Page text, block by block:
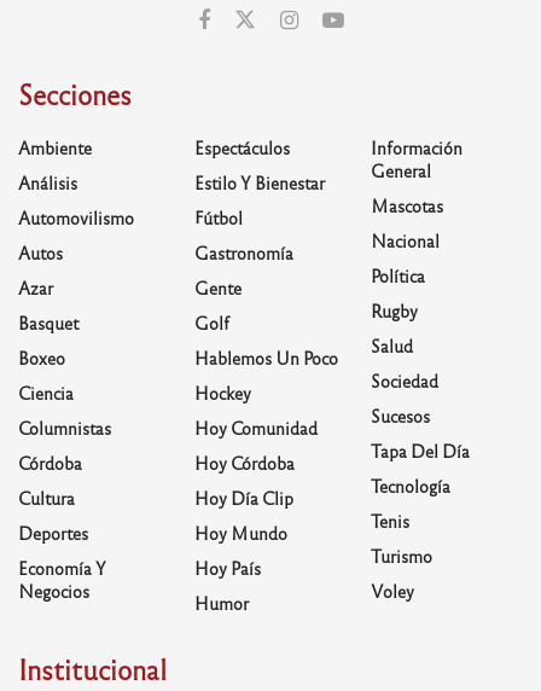
Secciones
Ambiente
Análisis
Automovilismo
Autos
Azar
Basquet
Boxeo
Ciencia
Columnistas
Córdoba
Cultura
Deportes
Economía Y
Negocios
Espectáculos
Estilo Y Bienestar
Fútbol
Gastronomía
Gente
Golf
Hablemos Un Poco
Hockey
Hoy Comunidad
Hoy Córdoba
Hoy Día Clip
Hoy Mundo
Hoy País
Humor
Información
General
Mascotas
Nacional
Política
Rugby
Salud
Sociedad
Sucesos
Tapa Del Día
Tecnología
Tenis
Turismo
Voley
Institucional